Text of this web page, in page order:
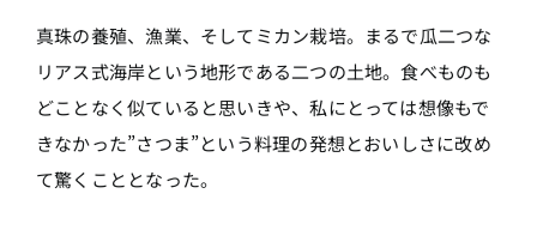
真珠の養殖、漁業、そしてミカン栽培。まるで瓜二つな
リアス式海岸という地形である二つの土地。食べものも
どことなく似ていると思いきや、私にとっては想像もで
きなかった”さつま”という料理の発想とおいしさに改め
て驚くこととなった。